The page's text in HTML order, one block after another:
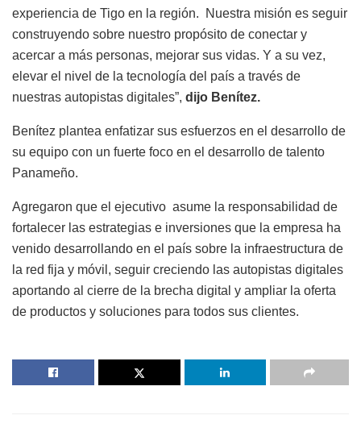
experiencia de Tigo en la región.
Nuestra misión es seguir
construyendo sobre nuestro propósito de conectar y
acercar a más personas, mejorar sus vidas. Y a su vez,
elevar el nivel de la tecnología del país a través de
nuestras autopistas digitales”, dijo Benítez.
Benítez plantea enfatizar sus esfuerzos en el desarrollo de
su equipo con un fuerte foco en el desarrollo de talento
Panameño.
Agregaron que el ejecutivo asume la responsabilidad de
fortalecer las estrategias e inversiones que la empresa ha
venido desarrollando en el país sobre la infraestructura de
la red fija y móvil, seguir creciendo las autopistas digitales
aportando al cierre de la brecha digital y ampliar la oferta
de productos y soluciones para todos sus clientes.